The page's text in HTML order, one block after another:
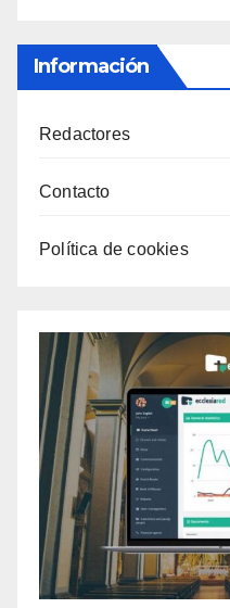
Información
Redactores
Contacto
Política de cookies